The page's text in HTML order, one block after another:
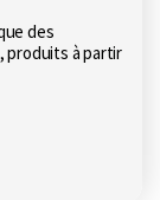
des
produits à partir